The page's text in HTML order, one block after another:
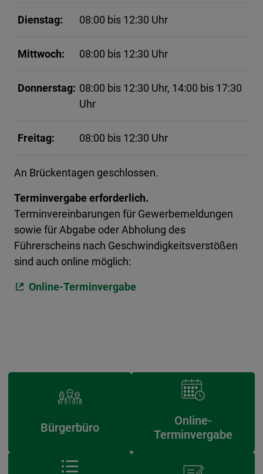
Dienstag: 08:00 bis 12:30 Uhr
Mittwoch: 08:00 bis 12:30 Uhr
Donnerstag: 08:00 bis 12:30 Uhr, 14:00 bis 17:30
Uhr
Freitag: 08:00 bis 12:30 Uhr
An Brückentagen geschlossen.
Terminvergabe erforderlich.
Terminvereinbarungen für Gewerbemeldungen
sowie für Abgabe oder Abholung des
Führerscheins nach Geschwindigkeitsverstößen
sind auch online möglich:
Online-Terminvergabe
Bürgerbüro
Online-
Terminvergabe